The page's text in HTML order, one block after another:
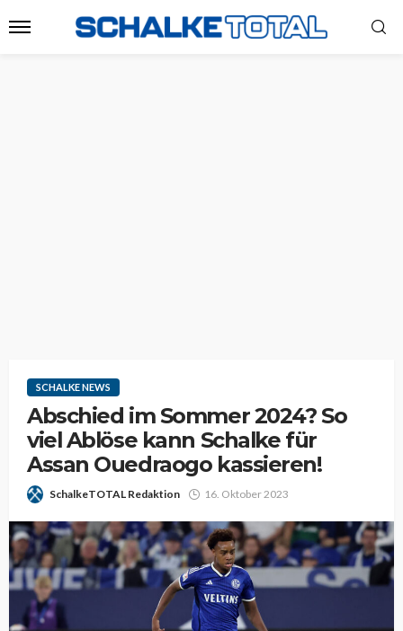
SCHALKE NEWS
Abschied im Sommer 2024? So
viel Ablöse kann Schalke für
Assan Ouedraogo kassieren!
SchalkeTOTAL Redaktion 16. Oktober 2023